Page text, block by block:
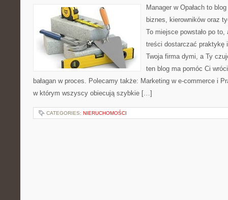
Manager w Opałach to
biznes, kierowników oraz
To miejsce powstało po
treści dostarczać praktykę
Twoja firma dymi, a Ty
ten blog ma pomóc Ci
bałagan w proces. Polecamy także: Marketing w e-commerce i
w którym wszyscy obiecują szybkie […]
CATEGORIES: NIERUCHOMOŚCI